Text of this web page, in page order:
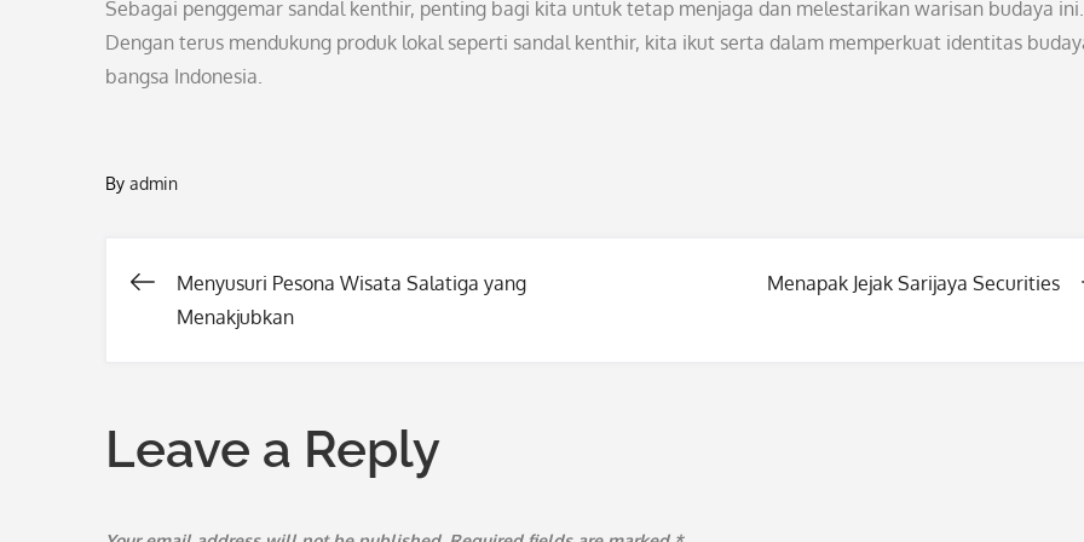
Sebagai penggemar sandal kenthir, penting bagi kita untuk tetap menjaga dan melestarikan warisan budaya ini.
Dengan terus mendukung produk lokal seperti sandal kenthir, kita ikut serta dalam memperkuat identitas
bangsa Indonesia.
By admin
Post
Menyusuri Pesona Wisata Salatiga yang
Menakjubkan
Menapak Jejak Sarijaya Securities
Leave a Reply